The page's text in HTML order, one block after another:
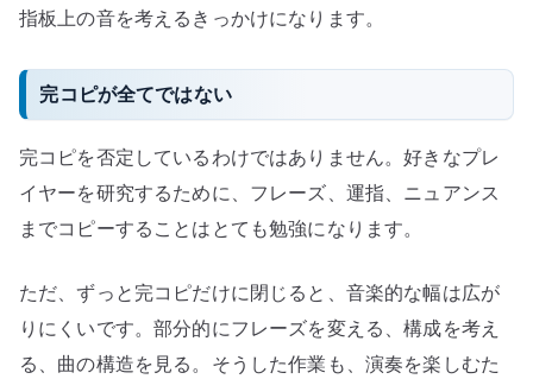
指板上の音を考えるきっかけになります。
完コピが全てではない
完コピを否定しているわけではありません。好きなプレ
イヤーを研究するために、フレーズ、運指、ニュアンス
までコピーすることはとても勉強になります。
ただ、ずっと完コピだけに閉じると、音楽的な幅は広が
りにくいです。部分的にフレーズを変える、構成を考え
る、曲の構造を見る。そうした作業も、演奏を楽しむた